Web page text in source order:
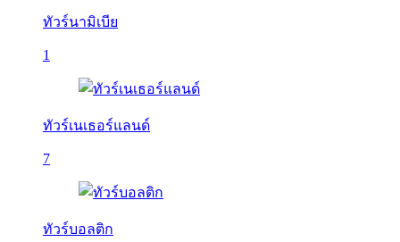
ทัวร์นามิเบีย
1
ทัวร์เนเธอร์แลนด์
7
ทัวร์บอลติก